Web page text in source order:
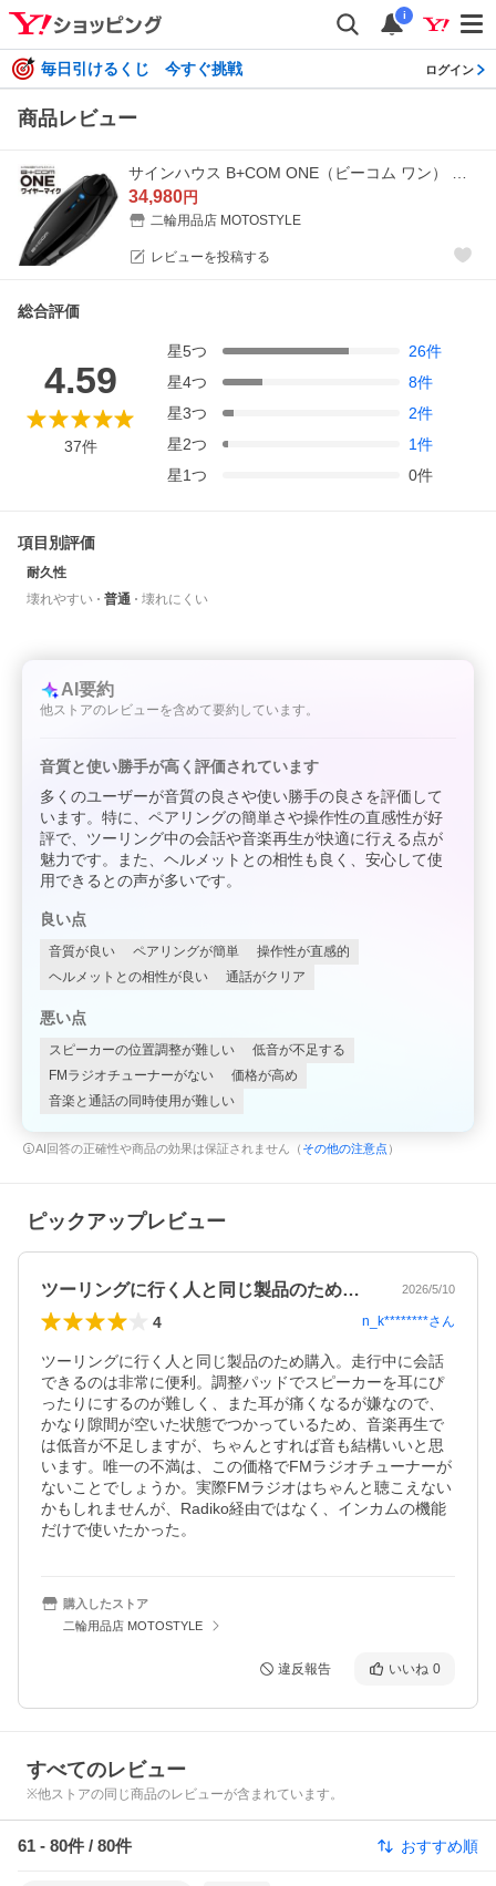
i
毎日引けるくじ 今すぐ挑戦 ログイン
商品レビュー
34,980円
二輪用品店 MOTOSTYLE
レビューを投稿する
総合評価
4.59
37件
星5つ 26件
星4つ 8件
星3つ 2件
星2つ 1件
星1つ 0件
項目別評価
耐久性
壊れやすい
普通 壊れにくい
AI要約
他ストアのレビューを含めて要約しています。
音質と使い勝手が高く評価されています
多くのユーザーが音質の良さや使い勝手の良さを評価して
います。特に、ペアリングの簡単さや操作性の直感性が好
評で、ツーリング中の会話や音楽再生が快適に行える点が
魅力です。また、ヘルメットとの相性も良く、安心して使
用できるとの声が多いです。
良い点
音質が良い ペアリングが簡単
操作性が直感的
ヘルメットとの相性が良い
通話がクリア
悪い点
スピーカーの位置調整が難しい
低音が不足する
FMラジオチューナーがない
価格が高め
音楽と通話の同時使用が難しい
AI回答の正確性や商品の効果は保証されません（ その他の注意点 ）
ピックアップレビュー
ツーリングに行く人と同じ製品のため購入… 2026/5/10
4 n_k********さん
ツーリングに行く人と同じ製品のため購入。走行中に会話
できるのは非常に便利。調整パッドでスピーカーを耳にぴ
ったりにするのが難しく、また耳が痛くなるが嫌なので、
かなり隙間が空いた状態でつかっているため、音楽再生で
は低音が不足しますが、ちゃんとすれば音も結構いいと思
います。唯一の不満は、この価格でFMラジオチューナーが
ないことでしょうか。実際FMラジオはちゃんと聴こえない
かもしれませんが、Radiko経由ではなく、インカムの機能
だけで使いたかった。
購入したストア
二輪用品店 MOTOSTYLE
違反報告 いいね 0
すべてのレビュー
※他ストアの同じ商品のレビューが含まれています。
61 - 80件 / 80件 おすすめ順